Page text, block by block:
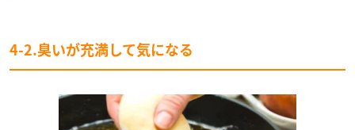
4-2.臭いが充満して気になる